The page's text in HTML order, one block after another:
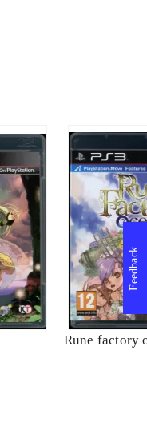
Rune factory
Feedback